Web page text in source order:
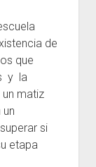
de
que
y la
matiz
si
etapa